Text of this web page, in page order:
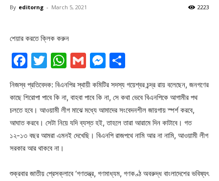
By editorng - March 5, 2021 2223
শেয়ার করতে ক্লিক করুন
Facebook
Twitter
WhatsApp
GmailMessenger
নিজস্ব প্রতিবেদক: বিএনপির স্থায়ী কমিটির সদস্য গয়েশ্বর চন্দ্র রায় বলেছেন, জনগণের
কাছে শিরোপা পাবে কি না, বাহবা পাবে কি না, সে কথা ভেবে বিএনপিকে আগামীর পথ
চলতে হবে। আওয়ামী লীগ মাঝে মধ্যে আমাদের সংবেদনশীল জায়গায় স্পর্শ করবে,
আঘাত করবে। সেটা নিয়ে যদি ব্যস্ত হই, তাহলে তারা আরামে দিন কাটাবে। গত
১২-১৩ বছর আমরা এমনই দেখেছি। বিএনপি রাজপথে নামি আর না নামি, আওয়ামী লীগ
সরকার আর থাকবে না।
শুক্রবার জাতীয় প্রেসক্লাবে ‘গণতন্ত্র, গণমাধ্যম, গণকণ্ঠ অবরুদ্ধ বাংলাদেশের ভবিষ্যৎ